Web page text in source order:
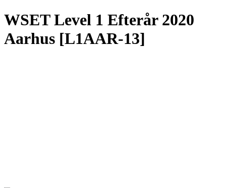
WSET Level 1 Efterår 2020
Aarhus [L1AAR-13]